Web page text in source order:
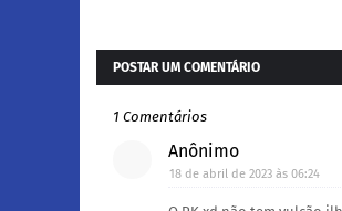
POSTAR UM COMENTÁRIO
1 Comentários
Anônimo
18 de abril de 2023 às 06:24